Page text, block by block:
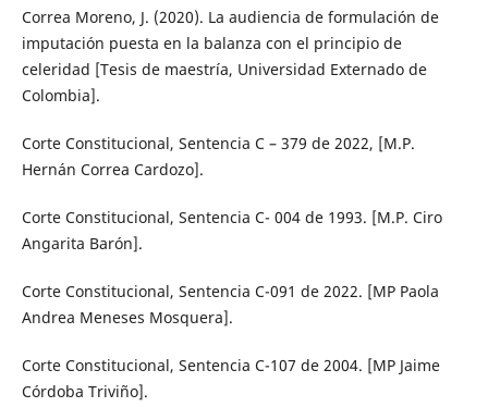
Correa Moreno, J. (2020). La audiencia de formulación de
imputación puesta en la balanza con el principio de
celeridad [Tesis de maestría, Universidad Externado de
Colombia].
Corte Constitucional, Sentencia C – 379 de 2022, [M.P.
Hernán Correa Cardozo].
Corte Constitucional, Sentencia C- 004 de 1993. [M.P. Ciro
Angarita Barón].
Corte Constitucional, Sentencia C-091 de 2022. [MP Paola
Andrea Meneses Mosquera].
Corte Constitucional, Sentencia C-107 de 2004. [MP Jaime
Córdoba Triviño].